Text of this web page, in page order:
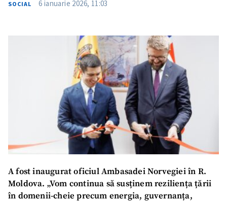
SOCIAL 6 ianuarie 2026, 11:03
A fost inaugurat oficiul Ambasadei Norvegiei în R.
Moldova. „Vom continua să susținem reziliența țării
în domenii-cheie precum energia, guvernanța,